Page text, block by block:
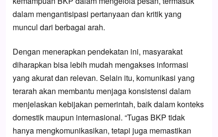
dalam mengantisipasi pertanyaan dan kritik yang
muncul dari berbagai arah.
Dengan menerapkan pendekatan ini, masyarakat
diharapkan bisa lebih mudah mengakses informasi
yang akurat dan relevan. Selain itu, komunikasi yang
terarah akan membantu menjaga konsistensi dalam
menjelaskan kebijakan pemerintah, baik dalam konteks
domestik maupun internasional. “Tugas BKP tidak
hanya mengkomunikasikan, tetapi juga memastikan